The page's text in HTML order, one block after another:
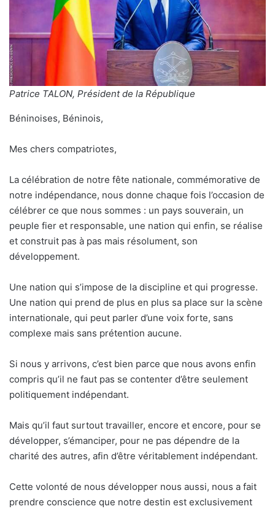
Patrice TALON, Président de la République
Béninoises, Béninois,
Mes chers compatriotes,
La célébration de notre fête nationale, commémorative de
notre indépendance, nous donne chaque fois l’occasion de
célébrer ce que nous sommes : un pays souverain, un
peuple fier et responsable, une nation qui enfin, se réalise
et construit pas à pas mais résolument, son
développement.
Une nation qui s’impose de la discipline et qui progresse.
Une nation qui prend de plus en plus sa place sur la scène
internationale, qui peut parler d’une voix forte, sans
complexe mais sans prétention aucune.
Si nous y arrivons, c’est bien parce que nous avons enfin
compris qu’il ne faut pas se contenter d’être seulement
politiquement indépendant.
Mais qu’il faut surtout travailler, encore et encore, pour se
développer, s’émanciper, pour ne pas dépendre de la
charité des autres, afin d’être véritablement indépendant.
Cette volonté de nous développer nous aussi, nous a fait
prendre conscience que notre destin est exclusivement